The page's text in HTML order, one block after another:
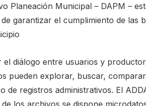
Planeación Municipal – DAPM –
garantizar el cumplimiento de las
diálogo entre usuarios y
pueden explorar, buscar,
de registros administrativos. El
los archivos se dispone